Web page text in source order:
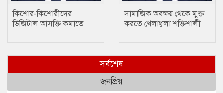
কিশোর-কিশোরীদের
ডিজিটাল আসক্তি কমাতে
সামাজিক অবক্ষয় থেকে মুক্ত
করতে খেলাধুলা শক্তিশালী
সর্বশেষ
জনপ্রিয়